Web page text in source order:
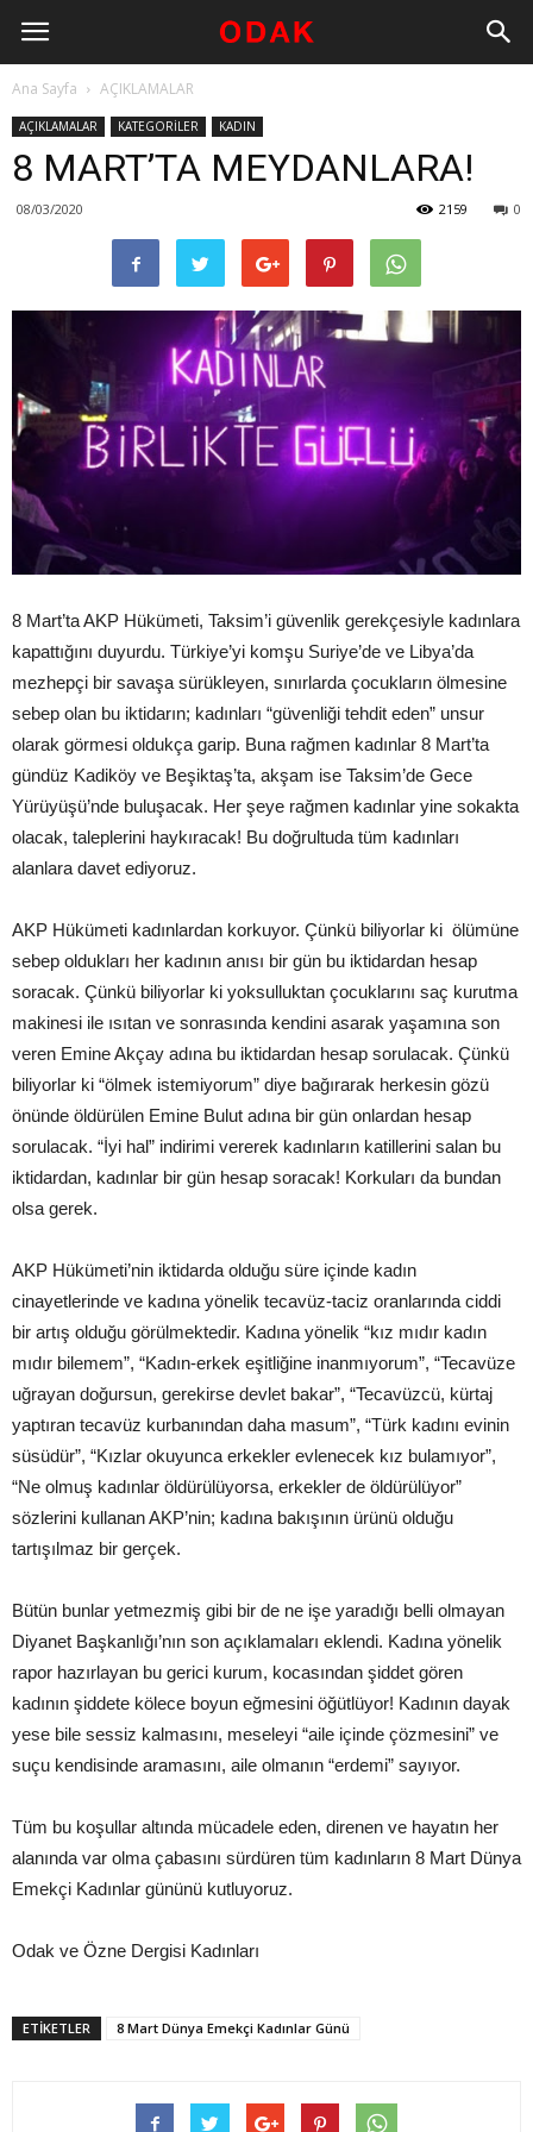
Ana Sayfa AÇIKLAMALAR
AÇIKLAMALAR KATEGORİLER KADIN
8 MART’TA MEYDANLARA!
08/03/2020 0
2159
8 Mart’ta AKP Hükümeti, Taksim’i güvenlik gerekçesiyle kadınlara
kapattığını duyurdu. Türkiye’yi komşu Suriye’de ve Libya’da
mezhepçi bir savaşa sürükleyen, sınırlarda çocukların ölmesine
sebep olan bu iktidarın; kadınları “güvenliği tehdit eden” unsur
olarak görmesi oldukça garip. Buna rağmen kadınlar 8 Mart’ta
gündüz Kadiköy ve Beşiktaş’ta, akşam ise Taksim’de Gece
Yürüyüşü’nde buluşacak. Her şeye rağmen kadınlar yine sokakta
olacak, taleplerini haykıracak! Bu doğrultuda tüm kadınları
alanlara davet ediyoruz.
AKP Hükümeti kadınlardan korkuyor. Çünkü biliyorlar ki ölümüne
sebep oldukları her kadının anısı bir gün bu iktidardan hesap
soracak. Çünkü biliyorlar ki yoksulluktan çocuklarını saç kurutma
makinesi ile ısıtan ve sonrasında kendini asarak yaşamına son
veren Emine Akçay adına bu iktidardan hesap sorulacak. Çünkü
biliyorlar ki “ölmek istemiyorum” diye bağırarak herkesin gözü
önünde öldürülen Emine Bulut adına bir gün onlardan hesap
sorulacak. “İyi hal” indirimi vererek kadınların katillerini salan bu
iktidardan, kadınlar bir gün hesap soracak! Korkuları da bundan
olsa gerek.
AKP Hükümeti’nin iktidarda olduğu süre içinde kadın
cinayetlerinde ve kadına yönelik tecavüz-taciz oranlarında ciddi
bir artış olduğu görülmektedir. Kadına yönelik “kız mıdır kadın
mıdır bilemem”, “Kadın-erkek eşitliğine inanmıyorum”, “Tecavüze
uğrayan doğursun, gerekirse devlet bakar”, “Tecavüzcü, kürtaj
yaptıran tecavüz kurbanından daha masum”, “Türk kadını evinin
süsüdür”, “Kızlar okuyunca erkekler evlenecek kız bulamıyor”,
“Ne olmuş kadınlar öldürülüyorsa, erkekler de öldürülüyor”
sözlerini kullanan AKP’nin; kadına bakışının ürünü olduğu
tartışılmaz bir gerçek.
Bütün bunlar yetmezmiş gibi bir de ne işe yaradığı belli olmayan
Diyanet Başkanlığı’nın son açıklamaları eklendi. Kadına yönelik
rapor hazırlayan bu gerici kurum, kocasından şiddet gören
kadının şiddete kölece boyun eğmesini öğütlüyor! Kadının dayak
yese bile sessiz kalmasını, meseleyi “aile içinde çözmesini” ve
suçu kendisinde aramasını, aile olmanın “erdemi” sayıyor.
Tüm bu koşullar altında mücadele eden, direnen ve hayatın her
alanında var olma çabasını sürdüren tüm kadınların 8 Mart Dünya
Emekçi Kadınlar gününü kutluyoruz.
Odak ve Özne Dergisi Kadınları
ETIKETLER 8 Mart Dünya Emekçi Kadınlar Günü